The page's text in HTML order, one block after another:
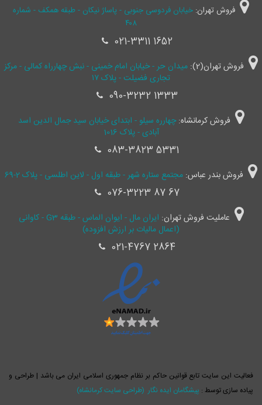
فروش تهران: خیابان فردوسی جنوبی - پاساژ نیکان - طبقه همکف - شماره
۴۰۸
021-3311 1652
فروش تهران(2):
میدان حر - خیابان امام خمینی - نبش چهارراه کمالی - مرکز
تجاری فضیلت - پلاک ۱۷
090-3232 1333
فروش کرمانشاه:چهارره سیلو - ابتدای خیابان سید جمال ‌الدین اسد
آبادی - پلاک 1016
083-3823 5331
فروش بندر عباس: مجتمع ستاره شهر - طبقه اول - لاین اطلسی - پلاک 2-69
076-3223 87 67
عاملیت فروش تهران:
ایران مال - ایوان الماس - طبقه G3 - کاوانی
(اعمال مالیات بر ارزش افزوده)
021-4767 2864
فعالیت این سایت تابع قوانین حاکم بر نظام جمهوری اسلامی ایران می باشد | طراحی و
پیاده سازی توسط : پیشگامان ایده نگار (طراحی سایت کرمانشاه)